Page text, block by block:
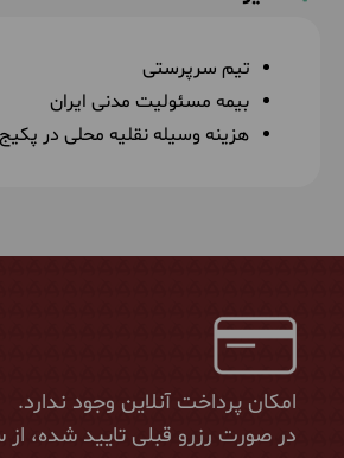
تیم سرپرستی
بیمه مسئولیت مدنی ایران
هزینه وسیله نقلیه محلی در
امکان پرداخت آنلاین وجود ندارد.
در صورت رزرو قبلی تایید شده، از